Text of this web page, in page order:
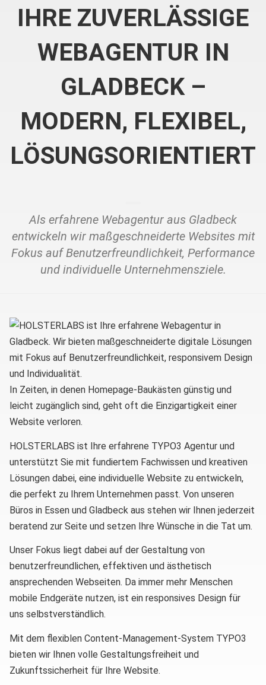
IHRE ZUVERLÄSSIGE
WEBAGENTUR IN
GLADBECK –
MODERN, FLEXIBEL,
LÖSUNGSORIENTIERT
Als erfahrene Webagentur aus Gladbeck
entwickeln wir maßgeschneiderte Websites mit
Fokus auf Benutzerfreundlichkeit, Performance
und individuelle Unternehmensziele.
In Zeiten, in denen Homepage-Baukästen günstig und
leicht zugänglich sind, geht oft die Einzigartigkeit einer
Website verloren.
HOLSTERLABS ist Ihre erfahrene TYPO3 Agentur und
unterstützt Sie mit fundiertem Fachwissen und kreativen
Lösungen dabei, eine individuelle Website zu entwickeln,
die perfekt zu Ihrem Unternehmen passt. Von unseren
Büros in Essen und Gladbeck aus stehen wir Ihnen jederzeit
beratend zur Seite und setzen Ihre Wünsche in die Tat um.
Unser Fokus liegt dabei auf der Gestaltung von
benutzerfreundlichen, effektiven und ästhetisch
ansprechenden Webseiten. Da immer mehr Menschen
mobile Endgeräte nutzen, ist ein responsives Design für
uns selbstverständlich.
Mit dem flexiblen Content-Management-System TYPO3
bieten wir Ihnen volle Gestaltungsfreiheit und
Zukunftssicherheit für Ihre Website.